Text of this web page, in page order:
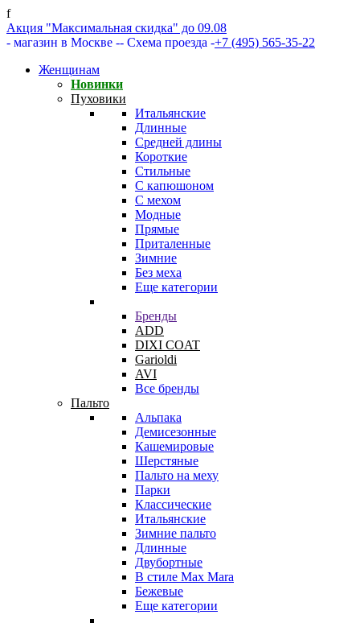
f
Акция "Максимальная скидка" до 09.08
- магазин в Москве -- Схема проезда -+7 (495) 565-35-22
Женщинам
Новинки
Пуховики
Итальянские
Длинные
Средней длины
Короткие
Стильные
С капюшоном
С мехом
Модные
Прямые
Приталенные
Зимние
Без меха
Еще категории
Бренды
ADD
DIXI COAT
Garioldi
AVI
Все бренды
Пальто
Альпака
Демисезонные
Кашемировые
Шерстяные
Пальто на меху
Парки
Классические
Итальянские
Зимние пальто
Длинные
Двубортные
В стиле Max Mara
Бежевые
Еще категории